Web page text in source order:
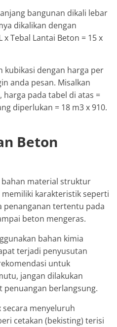
bangunan dikali lebar
dikalikan dengan
Tebal Lantai Beton = 15 x
kubikasi dengan harga per
anda pesan. Misalkan
harga pada tabel di atas =
diperlukan = 18 m3 x 910.
Beton
material struktur
karakteristik seperti
penanganan tertentu pada
beton mengeras.
bahan kimia
terjadi penyusutan
untuk
jangan dilakukan
penuangan berlangsung.
secara menyeluruh
cetakan (bekisting) terisi